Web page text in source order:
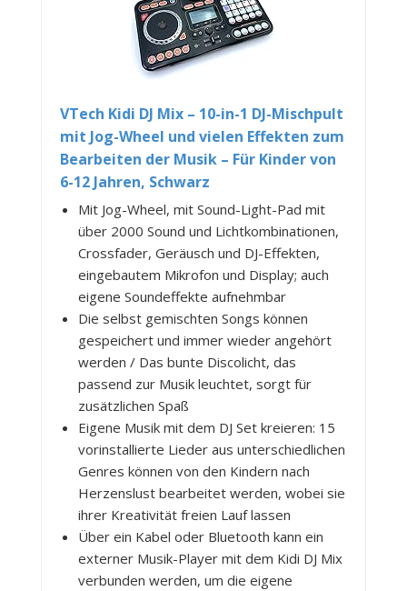
VTech Kidi DJ Mix – 10-in-1 DJ-Mischpult
mit Jog-Wheel und vielen Effekten zum
Bearbeiten der Musik – Für Kinder von
6-12 Jahren, Schwarz
Mit Jog-Wheel, mit Sound-Light-Pad mit
über 2000 Sound und Lichtkombinationen,
Crossfader, Geräusch und DJ-Effekten,
eingebautem Mikrofon und Display; auch
eigene Soundeffekte aufnehmbar
Die selbst gemischten Songs können
gespeichert und immer wieder angehört
werden / Das bunte Discolicht, das
passend zur Musik leuchtet, sorgt für
zusätzlichen Spaß
Eigene Musik mit dem DJ Set kreieren: 15
vorinstallierte Lieder aus unterschiedlichen
Genres können von den Kindern nach
Herzenslust bearbeitet werden, wobei sie
ihrer Kreativität freien Lauf lassen
Über ein Kabel oder Bluetooth kann ein
externer Musik-Player mit dem Kidi DJ Mix
verbunden werden, um die eigene